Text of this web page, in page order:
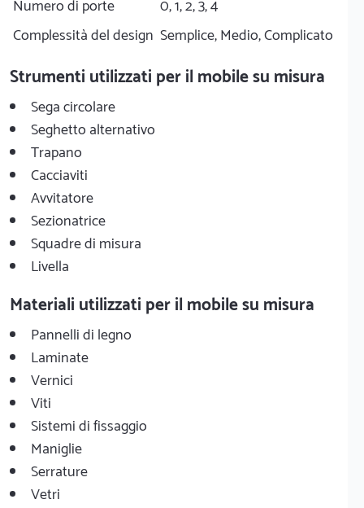
Numero di porte
0, 1, 2, 3, 4
Complessità del design Semplice, Medio, Complicato
Strumenti utilizzati per il mobile su misura
Sega circolare
Seghetto alternativo
Trapano
Cacciaviti
Avvitatore
Sezionatrice
Squadre di misura
Livella
Materiali utilizzati per il mobile su misura
Pannelli di legno
Laminate
Vernici
Viti
Sistemi di fissaggio
Maniglie
Serrature
Vetri